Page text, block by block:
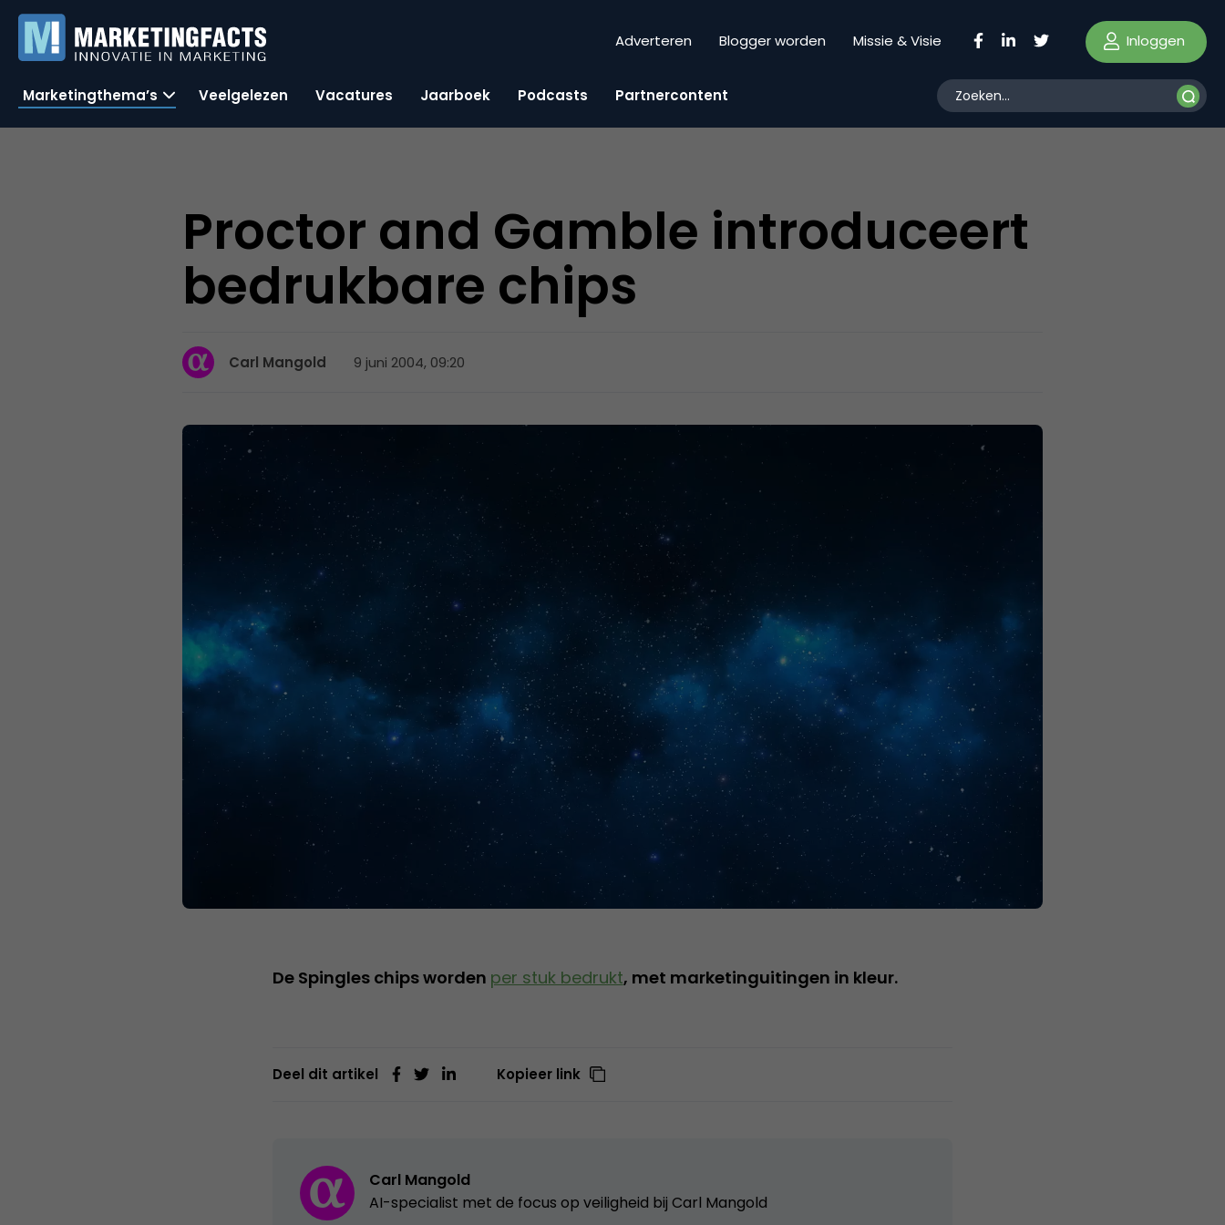
Adverteren Blogger worden Missie & Visie Inloggen
Marketingthema’s Veelgelezen Vacatures Jaarboek Podcasts Partnercontent
Proctor and Gamble introduceert
bedrukbare chips
Carl Mangold 9 juni 2004, 09:20
De Spingles chips worden per stuk bedrukt, met marketinguitingen in kleur.
Deel dit artikel Kopieer link
Carl Mangold
AI-specialist met de focus op veiligheid bij Carl Mangold